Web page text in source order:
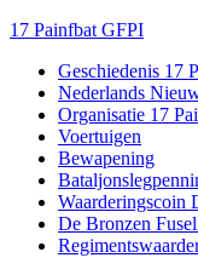
17 Painfbat GFPI
Geschiedenis 17
Nederlands
Organisatie 17
Voertuigen
Bewapening
Waarderingscoin
De Bronzen